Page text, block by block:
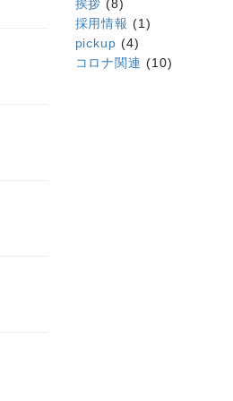
挨拶 (8)
採用情報 (1)
pickup (4)
コロナ関連 (10)